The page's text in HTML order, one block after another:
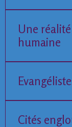
Une
humaine
Cités